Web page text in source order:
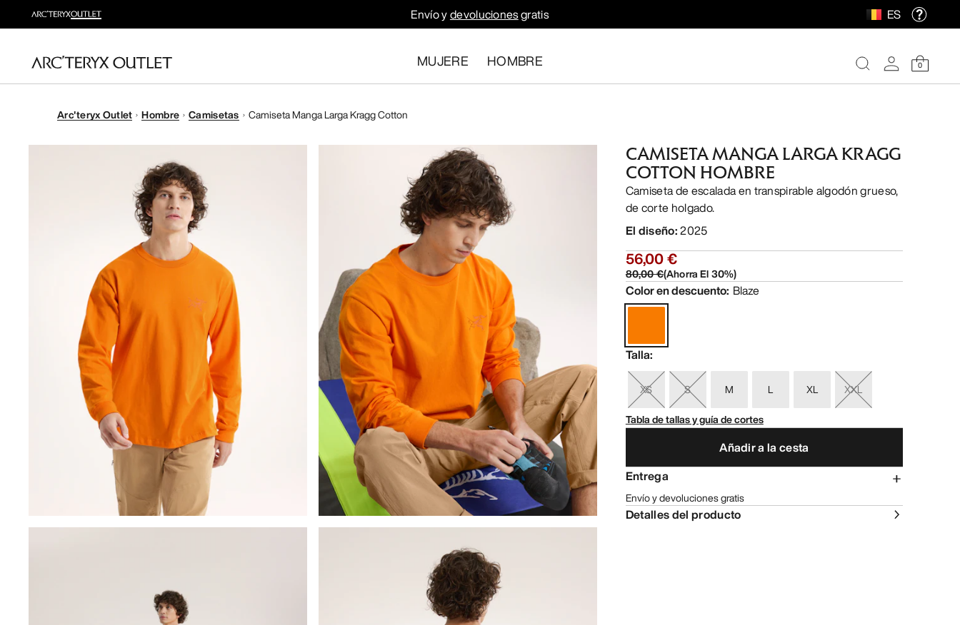
Envío ydevolucionesgratis ES
MUJERE HOMBRE 0
Arc'teryx Outlet Hombre Camisetas Camiseta Manga Larga Kragg Cotton
CAMISETA MANGA LARGA KRAGG
COTTON HOMBRE
Camiseta de escalada en transpirable algodón grueso,
de corte holgado.
El diseño:2025
56,00 €
80,00 €(Ahorra El30%)
Color en descuento: Blaze
Talla:
XS S M L XL
XXL
Tabla de tallas y guía de cortes
Añadir a la cesta
Entrega
Envío y devoluciones gratis
Detalles del producto